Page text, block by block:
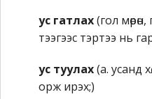
ус гатлах(гол
тээгээс тэртээ нь
ус туулах(а. усанд
орж ирэх;)